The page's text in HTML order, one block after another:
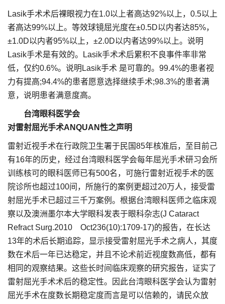
Lasik手术术后裸眼视力在1.0以上者高达92%以上，0.5以上
者高达99%以上。等效球镜屈光度在±0.5D以内者达85%，
±1.0D以内者95%以上，±2.0D以内者达99%以上。说明
Lasik手术是有效的。Lasik手术术后累积不良事件率非常
低，仅约0.6%。说明Lasik手术 是可靠的。99.4%的患者视
力有提高;94.4%的患者愿意选择继续手术;98.3%的患者满
意，说明患者满意度高。
台湾眼科医学会
对雷射屈光手术ANQUAN性之声明
雷射近视手术在行政院卫生署于民国85年核准后，至目前己
有16年的历史，经过台湾眼科医学会每年屈光手术研习会所
训练核可的眼科医师已有500名，可施行雷射近视手术的医
院诊所也超过100间，所施行的案例更超过20万人，接受雷
射屈光手术已超过三千万案例。根据台湾眼科医师之临床观
察以及澳洲墨尔本大学眼科发表于眼科杂志(J Cataract
Refract Surg.2010 Oct236(10):1709-17)的报告，在长达
13年的术后长期追踪，显示接受雷射屈光手术之病人，其度
数在术后一年已达稳定，并且不论术前近视度数高低，都有
相同的观察结果。这些长时间临床观察的研究报告，证实了
雷射屈光手术术后的稳定性。因此台湾眼科医学会认为雷射
屈光手术在度数长期稳定度而言是可以信赖的，请民众放